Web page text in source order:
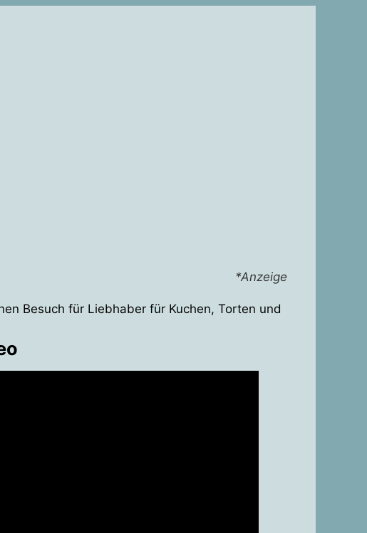
*Anzeige
Besuch für Liebhaber für Kuchen, Torten und